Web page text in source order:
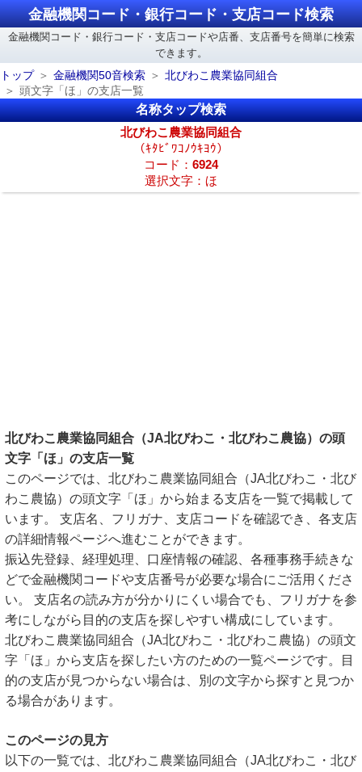
金融機関コード・銀行コード・支店コード検索
金融機関コード・銀行コード・支店コードや店番、支店番号を簡単に検索
できます。
トップ
金融機関50音検索
北びわこ農業協同組合
頭文字「ほ」の支店一覧
名称タップ検索
北びわこ農業協同組合
（ｷﾀﾋﾞﾜｺﾉｳｷﾖｳ）
コード： 6924
選択文字：ほ
北びわこ農業協同組合（JA北びわこ・北びわこ農協）の頭
文字「ほ」の支店一覧
このページでは、北びわこ農業協同組合（JA北びわこ・北び
わこ農協）の頭文字「ほ」から始まる支店を一覧で掲載して
います。 支店名、フリガナ、支店コードを確認でき、各支店
の詳細情報ページへ進むことができます。
振込先登録、経理処理、口座情報の確認、各種事務手続きな
どで金融機関コードや支店番号が必要な場合にご活用くださ
い。 支店名の読み方が分かりにくい場合でも、フリガナを参
考にしながら目的の支店を探しやすい構成にしています。
北びわこ農業協同組合（JA北びわこ・北びわこ農協）の頭文
字「ほ」から支店を探したい方のための一覧ページです。目
的の支店が見つからない場合は、別の文字から探すと見つか
る場合があります。
このページの見方
以下の一覧では、北びわこ農業協同組合（JA北びわこ・北び